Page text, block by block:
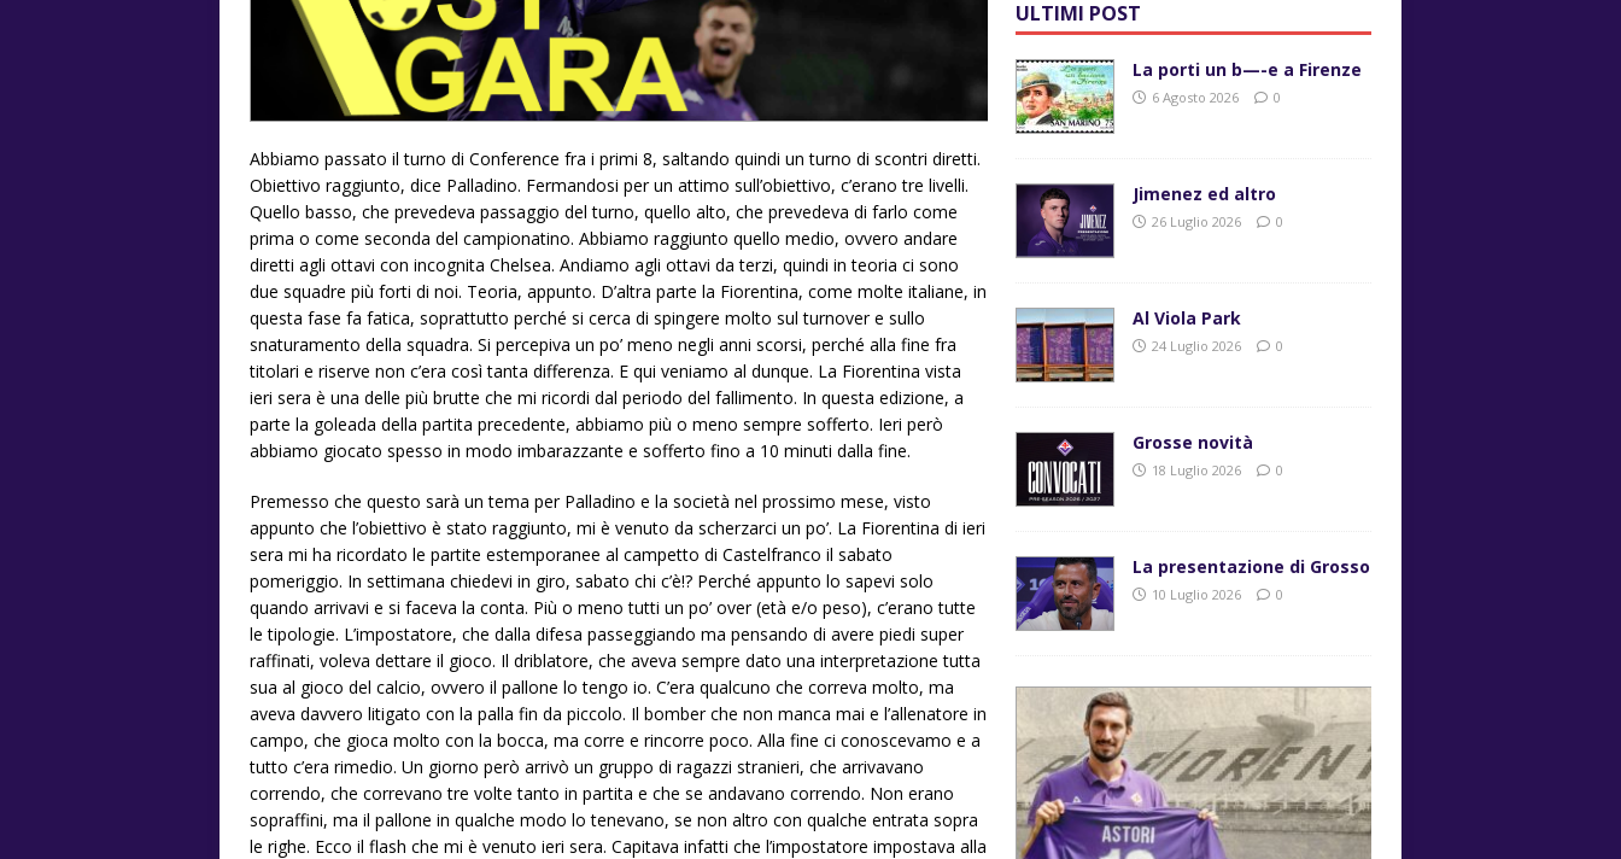
Abbiamo passato il turno di Conference fra i primi 8, saltando quindi un turno di scontri diretti.
Obiettivo raggiunto, dice Palladino. Fermandosi per un attimo sull’obiettivo, c’erano tre livelli.
Quello basso, che prevedeva passaggio del turno, quello alto, che prevedeva di farlo come
prima o come seconda del campionatino. Abbiamo raggiunto quello medio, ovvero andare
diretti agli ottavi con incognita Chelsea. Andiamo agli ottavi da terzi, quindi in teoria ci sono
due squadre più forti di noi. Teoria, appunto. D’altra parte la Fiorentina, come molte italiane, in
questa fase fa fatica, soprattutto perché si cerca di spingere molto sul turnover e sullo
snaturamento della squadra. Si percepiva un po’ meno negli anni scorsi, perché alla fine fra
titolari e riserve non c’era così tanta differenza. E qui veniamo al dunque. La Fiorentina vista
ieri sera è una delle più brutte che mi ricordi dal periodo del fallimento. In questa edizione, a
parte la goleada della partita precedente, abbiamo più o meno sempre sofferto. Ieri però
abbiamo giocato spesso in modo imbarazzante e sofferto fino a 10 minuti dalla fine.
Premesso che questo sarà un tema per Palladino e la società nel prossimo mese, visto
appunto che l’obiettivo è stato raggiunto, mi è venuto da scherzarci un po’. La Fiorentina di ieri
sera mi ha ricordato le partite estemporanee al campetto di Castelfranco il sabato
pomeriggio. In settimana chiedevi in giro, sabato chi c’è!? Perché appunto lo sapevi solo
quando arrivavi e si faceva la conta. Più o meno tutti un po’ over (età e/o peso), c’erano tutte
le tipologie. L’impostatore, che dalla difesa passeggiando ma pensando di avere piedi super
raffinati, voleva dettare il gioco. Il driblatore, che aveva sempre dato una interpretazione tutta
sua al gioco del calcio, ovvero il pallone lo tengo io. C’era qualcuno che correva molto, ma
aveva davvero litigato con la palla fin da piccolo. Il bomber che non manca mai e l’allenatore in
campo, che gioca molto con la bocca, ma corre e rincorre poco. Alla fine ci conoscevamo e a
tutto c’era rimedio. Un giorno però arrivò un gruppo di ragazzi stranieri, che arrivavano
correndo, che correvano tre volte tanto in partita e che se andavano correndo. Non erano
sopraffini, ma il pallone in qualche modo lo tenevano, se non altro con qualche entrata sopra
le righe. Ecco il flash che mi è venuto ieri sera. Capitava infatti che l’impostatore impostava alla
ULTIMI POST
La porti un b—-e a Firenze
6 Agosto 2026 0
Jimenez ed altro
26 Luglio 2026 0
Al Viola Park
24 Luglio 2026 0
Grosse novità
18 Luglio 2026 0
La presentazione di Grosso
10 Luglio 2026 0